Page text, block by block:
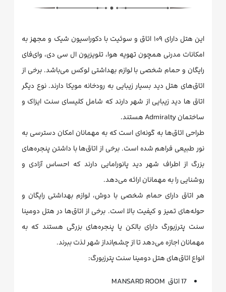
این هتل دارای ۱۰۹ اتاق و سوئیت با دکوراسیون شیک و مجهز به
امکانات مدرنی همچون تهویه هوا، تلویزیون ال سی دی، وای‌فای
رایگان و حمام شخصی با لوازم بهداشتی لوکس می‌باشد. برخی از
اتاق‌های هتل دید بسیار زیبایی به رودخانه مویکا دارند. نوع دیگر
اتاق ها دید زیبایی از شهر دارند که شامل کلیسای سنت ایزاک و
ساختمان Admiralty هستند.
طراحی اتاق‌ها به گونه‌ای است که به مهمانان امکان دسترسی به
نور طبیعی فراهم شده است. برخی از اتاق‌ها با داشتن پنجره‌های
بزرگ از اطراف شهر دید پانورامایی دارند که احساس آزادی و
روشنایی را به مهمانان ارائه می‌دهد.
هر اتاق دارای حمام شخصی با دوش، لوازم بهداشتی رایگان و
حوله‌های تمیز و کیفیت بالا است. برخی از اتاق‌ها در هتل دومینا
سنت پترزبورگ دارای بالکن یا پنجره‌های بزرگی هستند که به
مهمانان اجازه می‌دهد تا از چشم‌انداز شهر لذت ببرند.
انواع اتاق‌های هتل دومینا سنت پترزبورگ:
MANSARD ROOM